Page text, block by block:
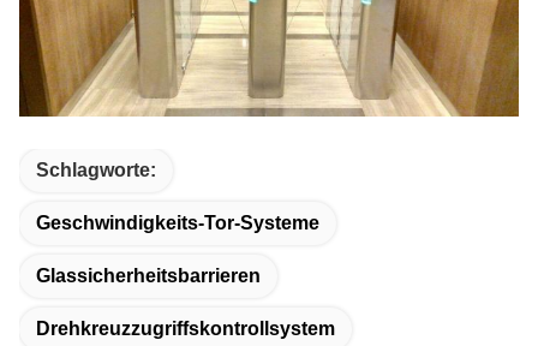
Schlagworte:
Geschwindigkeits-Tor-Systeme
Glassicherheitsbarrieren
Drehkreuzzugriffskontrollsystem